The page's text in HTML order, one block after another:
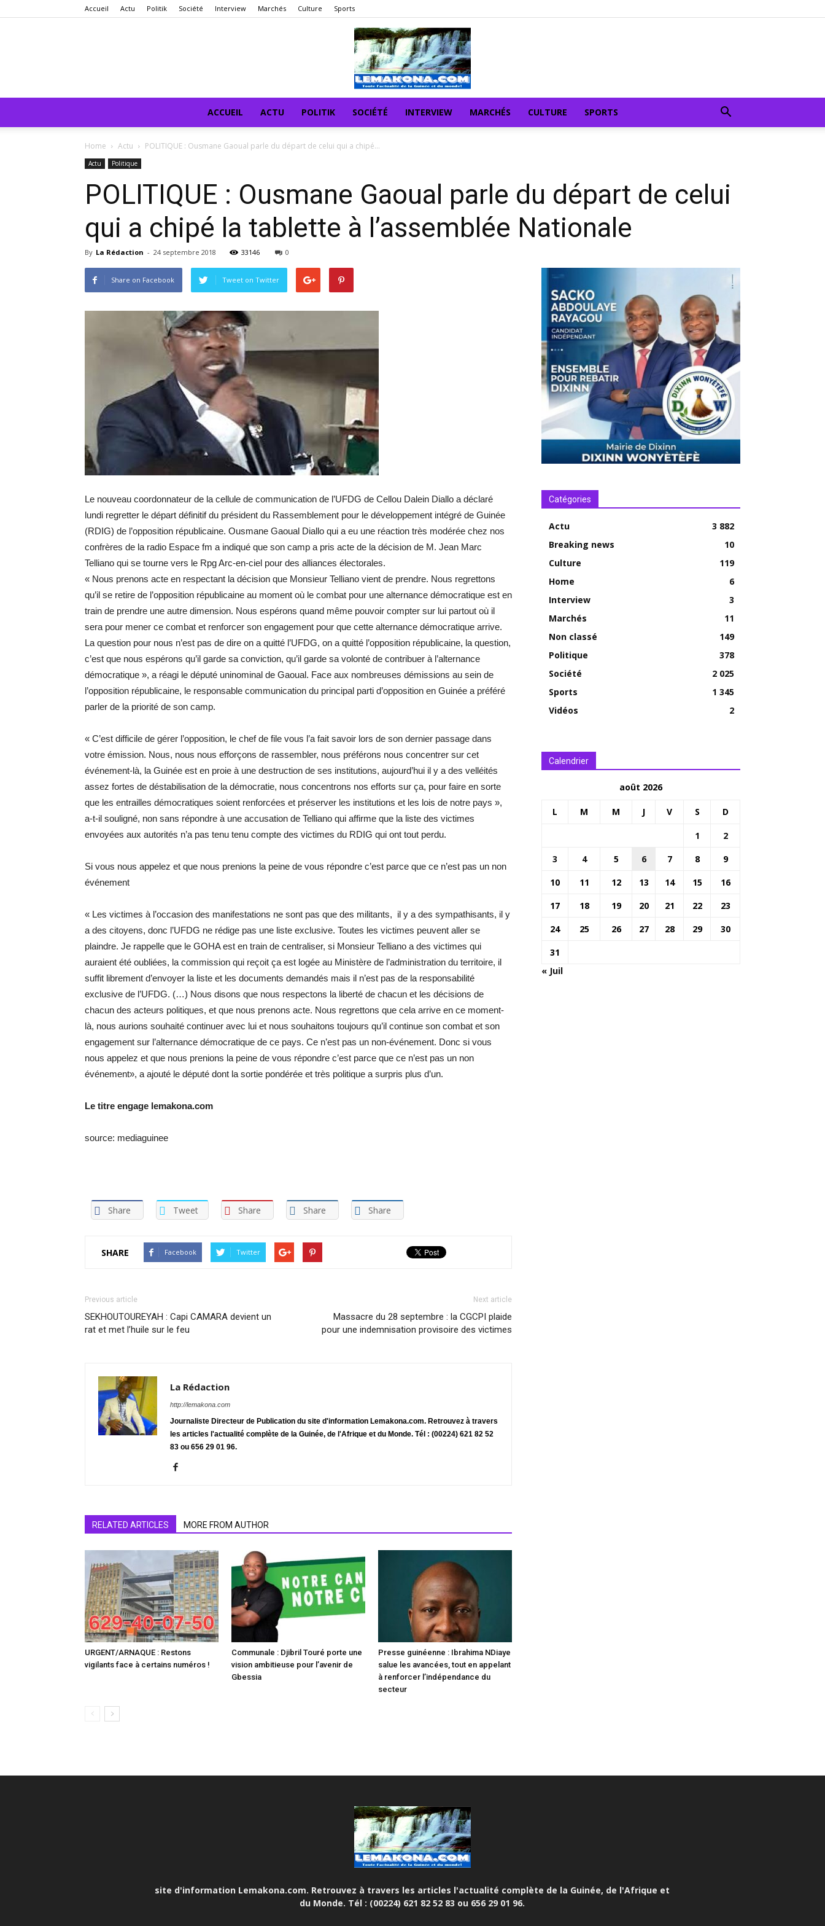
Accueil Actu Politik Société Interview Marchés Culture Sports
ACCUEIL ACTU POLITIK SOCIÉTÉ INTERVIEW MARCHÉS CULTURE SPORTS
Home Actu POLITIQUE : Ousmane Gaoual parle du départ de celui qui a chipé...
Actu Politique
POLITIQUE : Ousmane Gaoual parle du départ de celui
qui a chipé la tablette à l’assemblée Nationale
By La Rédaction - 24 septembre 2018 33146 0
Share on Facebook Tweet on Twitter
Le nouveau coordonnateur de la cellule de communication de l’UFDG de Cellou Dalein Diallo a déclaré
lundi regretter le départ définitif du président du Rassemblement pour le développement intégré de Guinée
(RDIG) de l’opposition républicaine. Ousmane Gaoual Diallo qui a eu une réaction très modérée chez nos
confrères de la radio Espace fm a indiqué que son camp a pris acte de la décision de M. Jean Marc
Telliano qui se tourne vers le Rpg Arc-en-ciel pour des alliances électorales.
« Nous prenons acte en respectant la décision que Monsieur Telliano vient de prendre. Nous regrettons
qu’il se retire de l’opposition républicaine au moment où le combat pour une alternance démocratique est en
train de prendre une autre dimension. Nous espérons quand même pouvoir compter sur lui partout où il
sera pour mener ce combat et renforcer son engagement pour que cette alternance démocratique arrive.
La question pour nous n’est pas de dire on a quitté l’UFDG, on a quitté l’opposition républicaine, la question,
c’est que nous espérons qu’il garde sa conviction, qu’il garde sa volonté de contribuer à l’alternance
démocratique », a réagi le député uninominal de Gaoual. Face aux nombreuses démissions au sein de
l’opposition républicaine, le responsable communication du principal parti d’opposition en Guinée a préféré
parler de la priorité de son camp.
« C’est difficile de gérer l’opposition, le chef de file vous l’a fait savoir lors de son dernier passage dans
votre émission. Nous, nous nous efforçons de rassembler, nous préférons nous concentrer sur cet
événement-là, la Guinée est en proie à une destruction de ses institutions, aujourd’hui il y a des velléités
assez fortes de déstabilisation de la démocratie, nous concentrons nos efforts sur ça, pour faire en sorte
que les entrailles démocratiques soient renforcées et préserver les institutions et les lois de notre pays »,
a-t-il souligné, non sans répondre à une accusation de Telliano qui affirme que la liste des victimes
envoyées aux autorités n’a pas tenu tenu compte des victimes du RDIG qui ont tout perdu.
Si vous nous appelez et que nous prenions la peine de vous répondre c’est parce que ce n’est pas un non
événement
« Les victimes à l’occasion des manifestations ne sont pas que des militants, il y a des sympathisants, il y
a des citoyens, donc l’UFDG ne rédige pas une liste exclusive. Toutes les victimes peuvent aller se
plaindre. Je rappelle que le GOHA est en train de centraliser, si Monsieur Telliano a des victimes qui
auraient été oubliées, la commission qui reçoit ça est logée au Ministère de l’administration du territoire, il
suffit librement d’envoyer la liste et les documents demandés mais il n’est pas de la responsabilité
exclusive de l’UFDG. (…) Nous disons que nous respectons la liberté de chacun et les décisions de
chacun des acteurs politiques, et que nous prenons acte. Nous regrettons que cela arrive en ce moment-
là, nous aurions souhaité continuer avec lui et nous souhaitons toujours qu’il continue son combat et son
engagement sur l’alternance démocratique de ce pays. Ce n’est pas un non-événement. Donc si vous
nous appelez et que nous prenions la peine de vous répondre c’est parce que ce n’est pas un non
événement», a ajouté le député dont la sortie pondérée et très politique a surpris plus d’un.
Le titre engage lemakona.com
source: mediaguinee
Share Tweet Share Share Share
SHARE Facebook Twitter
Previous article
SEKHOUTOUREYAH : Capi CAMARA devient un
rat et met l’huile sur le feu
Next article
Massacre du 28 septembre : la CGCPI plaide
pour une indemnisation provisoire des victimes
La Rédaction
http://lemakona.com
Journaliste Directeur de Publication du site d'information Lemakona.com. Retrouvez à travers
les articles l'actualité complète de la Guinée, de l'Afrique et du Monde. Tél : (00224) 621 82 52
83 ou 656 29 01 96.
RELATED ARTICLES MORE FROM AUTHOR
URGENT/ARNAQUE : Restons
vigilants face à certains numéros !
Communale : Djibril Touré porte une
vision ambitieuse pour l’avenir de
Gbessia
Presse guinéenne : Ibrahima NDiaye
salue les avancées, tout en appelant
à renforcer l’indépendance du
secteur
Catégories
Actu
3 882
Breaking news
10
Culture
119
Home
6
Interview
3
Marchés
11
Non classé
149
Politique
378
Société
2 025
Sports
1 345
Vidéos
2
Calendrier
août 2026
L M M J V S D
1
2
3
4 5 6 7 8
9
10
11 12 13 14 15
16
17
18 19 20 21 22
23
24
25 26 27 28 29
30
31
« Juil
site d'information Lemakona.com. Retrouvez à travers les articles l'actualité complète de la Guinée, de l'Afrique et
du Monde. Tél : (00224) 621 82 52 83 ou 656 29 01 96.